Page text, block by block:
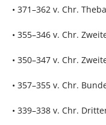
• 371–362 v. Chr.
• 355–346 v. Chr.
• 350–347 v. Chr.
• 357–355 v. Chr.
• 339–338 v. Chr.